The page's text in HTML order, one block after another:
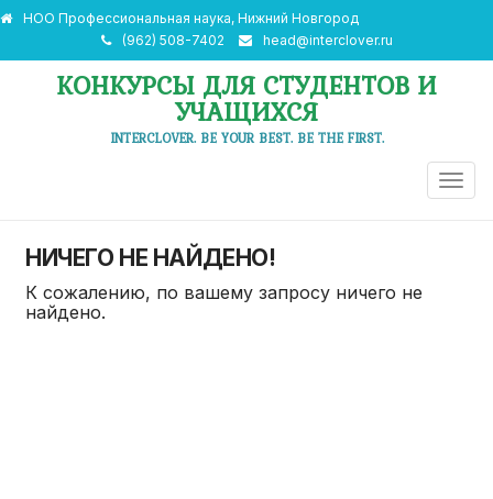
НОО Профессиональная наука, Нижний Новгород
(962) 508-7402
head@interclover.ru
КОНКУРСЫ ДЛЯ СТУДЕНТОВ И
УЧАЩИХСЯ
INTERCLOVER. BE YOUR BEST. BE THE FIRST.
НИЧЕГО НЕ НАЙДЕНО!
К сожалению, по вашему запросу ничего не
найдено.